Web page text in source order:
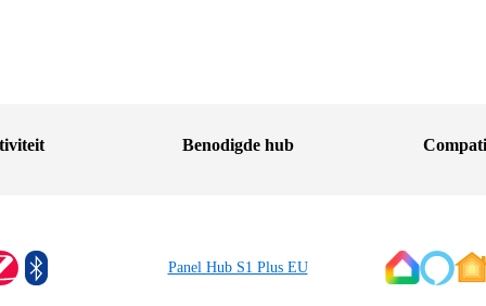
Benodigde hub
Panel Hub S1 Plus EU